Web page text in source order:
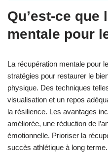
Qu’est-ce
mentale pour
La récupération mentale pour
stratégies pour restaurer le
physique. Des techniques
visualisation et un repos
la résilience. Les avantages
améliorée, une réduction de
émotionnelle. Prioriser la
succès athlétique à long terme.